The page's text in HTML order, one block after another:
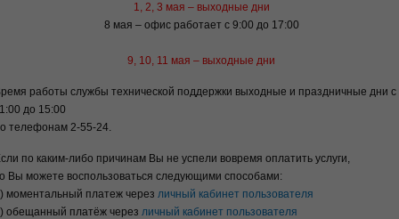
1, 2, 3 мая – выходные дни
8 мая – офис работает с 9:00 до 17:00
9, 10, 11 мая – выходные дни
работы службы технической поддержки выходные и праздничные дни с
до 15:00
телефонам 2-55-24.
по каким-либо причинам Вы не успели вовремя оплатить услуги,
Вы можете воспользоваться следующими способами:
моментальный платеж через личный кабинет пользователя
обещанный платёж через личный кабинет пользователя